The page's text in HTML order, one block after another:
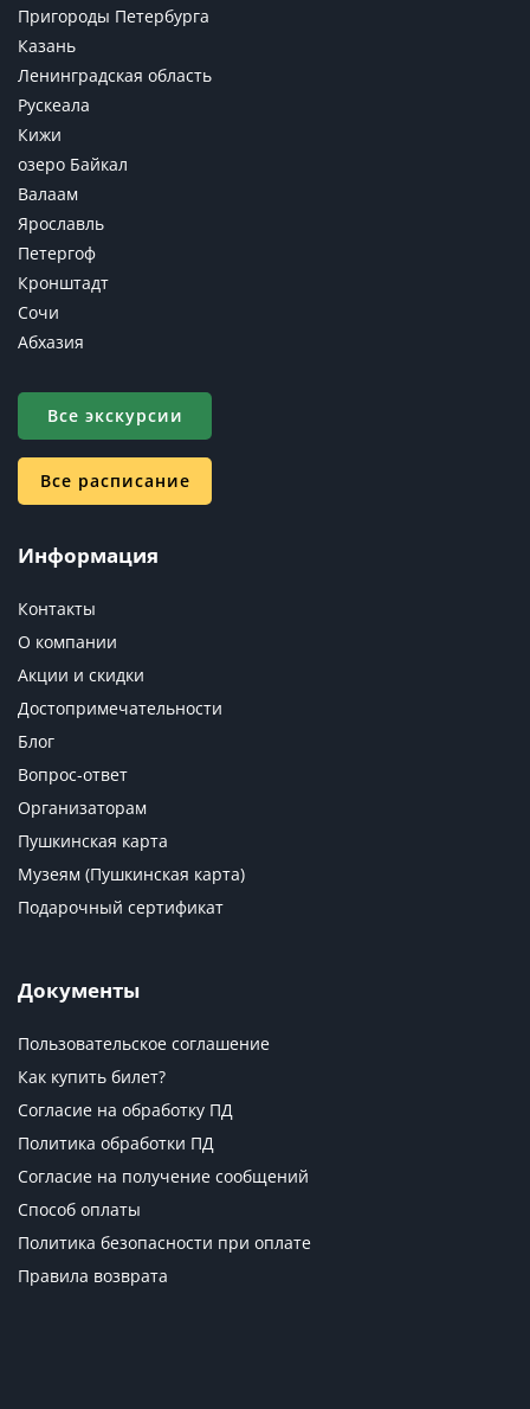
Пригороды Петербурга
Казань
Ленинградская область
Рускеала
Кижи
озеро Байкал
Валаам
Ярославль
Петергоф
Кронштадт
Сочи
Абхазия
Все экскурсии
Все расписание
Информация
Контакты
О компании
Акции и скидки
Достопримечательности
Блог
Вопрос-ответ
Организаторам
Пушкинская карта
Музеям (Пушкинская карта)
Подарочный сертификат
Документы
Пользовательское соглашение
Как купить билет?
Согласие на обработку ПД
Политика обработки ПД
Согласие на получение сообщений
Способ оплаты
Политика безопасности при оплате
Правила возврата